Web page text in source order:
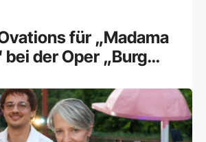
für „Madama
der Oper „Burg